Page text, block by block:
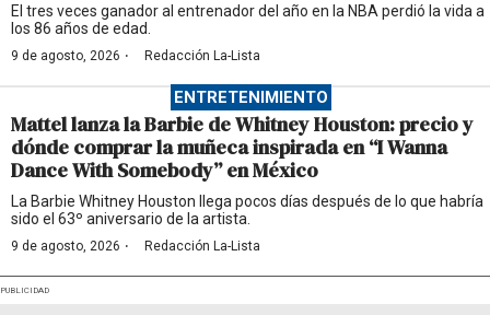
El tres veces ganador al entrenador del año en la NBA perdió la vida a
los 86 años de edad.
9 de agosto, 2026 · Redacción La-Lista
ENTRETENIMIENTO
Mattel lanza la Barbie de Whitney Houston: precio y
dónde comprar la muñeca inspirada en “I Wanna
Dance With Somebody” en México
La Barbie Whitney Houston llega pocos días después de lo que habría
sido el 63º aniversario de la artista.
9 de agosto, 2026 · Redacción La-Lista
PUBLICIDAD